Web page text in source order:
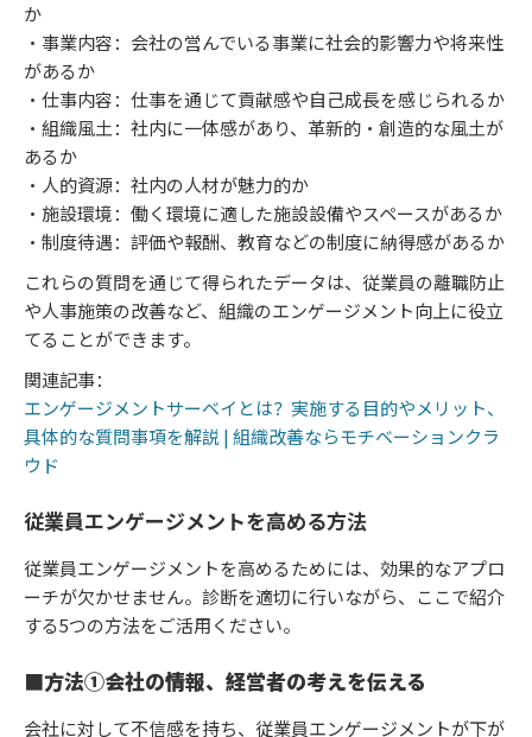
か
・事業内容：会社の営んでいる事業に社会的影響力や将来性
があるか
・仕事内容：仕事を通じて貢献感や自己成長を感じられるか
・組織風土：社内に一体感があり、革新的・創造的な風土が
あるか
・人的資源：社内の人材が魅力的か
・施設環境：働く環境に適した施設設備やスペースがあるか
・制度待遇：評価や報酬、教育などの制度に納得感があるか​
これらの質問を通じて得られたデータは、従業員の離職防止
や人事施策の改善など、組織のエンゲージメント向上に役立
てることができます。
関連記事：
エンゲージメントサーベイとは？実施する目的やメリット、
具体的な質問事項を解説 | 組織改善ならモチベーションクラ
ウド
従業員エンゲージメントを高める方法
従業員エンゲージメントを高めるためには、効果的なアプロ
ーチが欠かせません。診断を適切に行いながら、ここで紹介
する5つの方法をご活用ください。
■方法①会社の情報、経営者の考えを伝える
会社に対して不信感を持ち、従業員エンゲージメントが下が